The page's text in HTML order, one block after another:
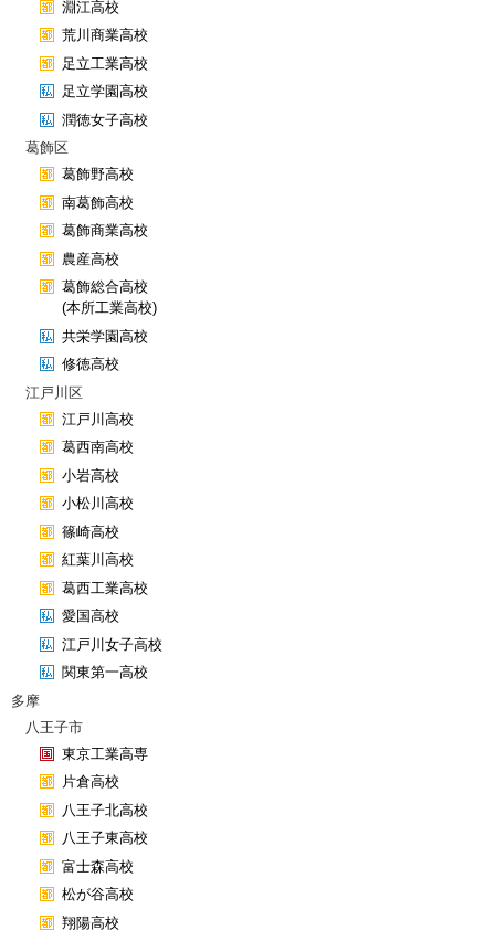
淵江高校
荒川商業高校
足立工業高校
足立学園高校
潤徳女子高校
葛飾区
葛飾野高校
南葛飾高校
葛飾商業高校
農産高校
葛飾総合高校
(本所工業高校)
共栄学園高校
修徳高校
江戸川区
江戸川高校
葛西南高校
小岩高校
小松川高校
篠崎高校
紅葉川高校
葛西工業高校
愛国高校
江戸川女子高校
関東第一高校
多摩
八王子市
東京工業高専
片倉高校
八王子北高校
八王子東高校
富士森高校
松が谷高校
翔陽高校